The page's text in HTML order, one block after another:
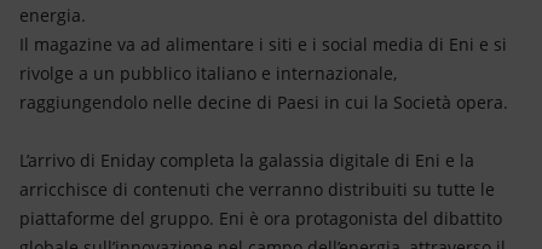
energia.
Il magazine va ad alimentare i siti e i social media di Eni e si
rivolge a un pubblico italiano e internazionale,
raggiungendolo nelle decine di Paesi in cui la Società opera.
L’arrivo di Eniday completa la galassia digitale di Eni e la
arricchisce di contenuti che verranno distribuiti su tutte le
piattaforme del gruppo. Eni è ora protagonista del dibattito